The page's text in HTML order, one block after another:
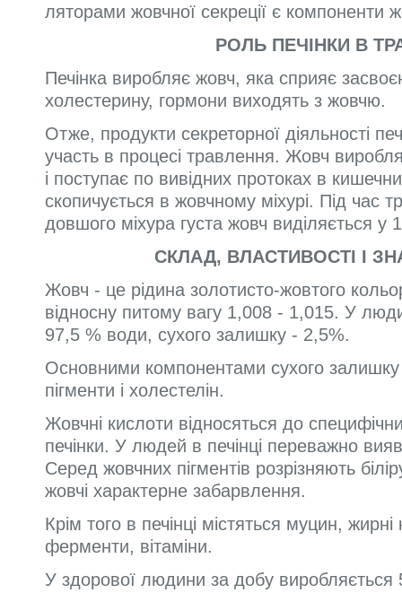
ляторами жовчної секреції є компоненти
РОЛЬ ПЕЧІНКИ В
Печінка виробляє жовч, яка сприяє
холестерину, гормони виходять з жовчю.
Отже, продукти секреторної діяльності
участь в процесі травлення. Жовч
і поступає по вивідних протоках в
скопичується в жовчному міхурі. Під час
довшого міхура густа жовч виділяється у
СКЛАД, ВЛАСТИВОСТІ І
Жовч - це рідина золотисто-жовтого
відносну питому вагу 1,008 - 1,015. У
97,5 % води, сухого залишку - 2,5%.
Основними компонентами сухого залишку
пігменти і холестелін.
Жовчні кислоти відносяться до
печінки. У людей в печінці переважно
Серед жовчних пігментів розрізняють
жовчі характерне забарвлення.
Крім того в печінці містяться муцин, жирні
ферменти, вітаміни.
У здорової людини за добу виробляється